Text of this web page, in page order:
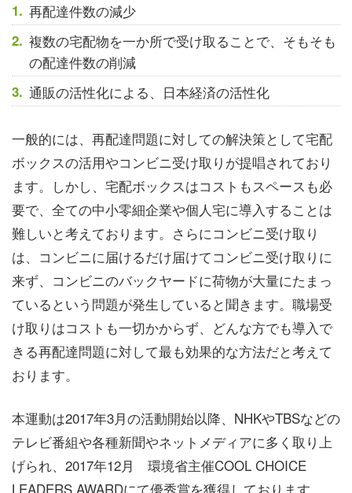
再配達件数の減少
複数の宅配物を一か所で受け取ることで、そもそも
の配達件数の削減
通販の活性化による、日本経済の活性化
一般的には、再配達問題に対しての解決策として宅配
ボックスの活用やコンビニ受け取りが提唱されており
ます。しかし、宅配ボックスはコストもスペースも必
要で、全ての中小零細企業や個人宅に導入することは
難しいと考えております。さらにコンビニ受け取り
は、コンビニに届けるだけ届けてコンビニ受け取りに
来ず、コンビニのバックヤードに荷物が大量にたまっ
ているという問題が発生していると聞きます。職場受
け取りはコストも一切かからず、どんな方でも導入で
きる再配達問題に対して最も効果的な方法だと考えて
おります。
本運動は2017年3月の活動開始以降、NHKやTBSなどの
テレビ番組や各種新聞やネットメディアに多く取り上
げられ、2017年12月 環境省主催COOL CHOICE
LEADERS AWARDにて優秀賞を獲得しております。